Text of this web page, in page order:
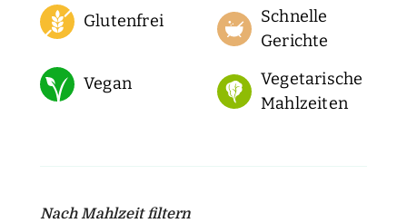
Glutenfrei
Schnelle
Gerichte
Vegan
Vegetarische
Mahlzeiten
Nach Mahlzeit filtern